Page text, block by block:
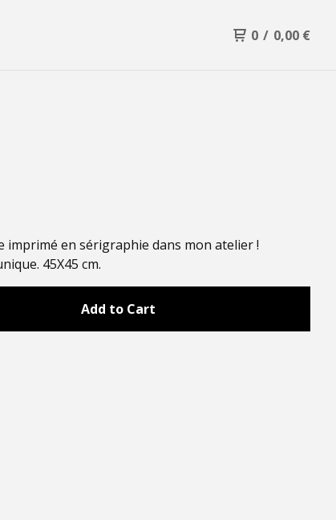
0 / 0,00 €
imprimé en sérigraphie dans mon atelier !
45X45 cm.
Add to Cart